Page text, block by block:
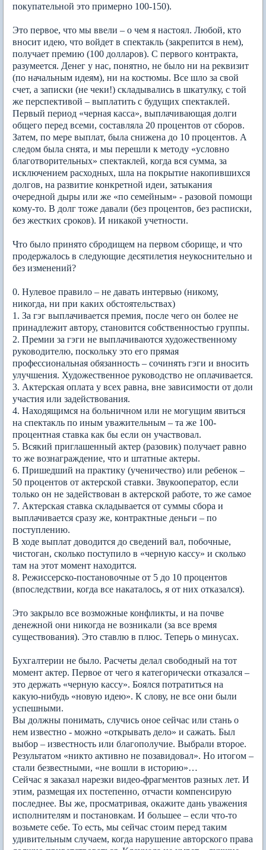
покупательной это примерно 100-150).
Это первое, что мы ввели – о чем я настоял. Любой, кто
вносит идею, что войдет в спектакль (закрепится в нем),
получает премию (100 долларов). С первого контракта,
разумеется. Денег у нас, понятно, не было ни на реквизит
(по начальным идеям), ни на костюмы. Все шло за свой
счет, а записки (не чеки!) складывались в шкатулку, с той
же перспективой – выплатить с будущих спектаклей.
Первый период «черная касса», выплачивающая долги
общего перед всеми, составляла 20 процентов от сборов.
Затем, по мере выплат, была снижена до 10 процентов. А
следом была снята, и мы перешли к методу «условно
благотворительных» спектаклей, когда вся сумма, за
исключением расходных, шла на покрытие накопившихся
долгов, на развитие конкретной идеи, затыкания
очередной дыры или же «по семейным» - разовой помощи
кому-то. В долг тоже давали (без процентов, без расписки,
без жестких сроков). И никакой учетности.
Что было принято сбродищем на первом сборище, и что
продержалось в следующие десятилетия неукоснительно и
без изменений?
0. Нулевое правило – не давать интервью (никому,
никогда, ни при каких обстоятельствах)
1. За гэг выплачивается премия, после чего он более не
принадлежит автору, становится собственностью группы.
2. Премии за гэги не выплачиваются художественному
руководителю, поскольку это его прямая
профессиональная обязанность – сочинять гэги и вносить
улучшения. Художественное руководство не оплачивается.
3. Актерская оплата у всех равна, вне зависимости от доли
участия или задействования.
4. Находящимся на больничном или не могущим явиться
на спектакль по иным уважительным – та же 100-
процентная ставка как бы если он участвовал.
5. Всякий приглашенный актер (разовик) получает равно
то же вознаграждение, что и штатные актеры.
6. Пришедший на практику (ученичество) или ребенок –
50 процентов от актерской ставки. Звукооператор, если
только он не задействован в актерской работе, то же самое
7. Актерская ставка складывается от суммы сбора и
выплачивается сразу же, контрактные деньги – по
поступлению.
В ходе выплат доводится до сведений вал, побочные,
чистоган, сколько поступило в «черную кассу» и сколько
там на этот момент находится.
8. Режиссерско-постановочные от 5 до 10 процентов
(впоследствии, когда все накаталось, я от них отказался).
Это закрыло все возможные конфликты, и на почве
денежной они никогда не возникали (за все время
существования). Это ставлю в плюс. Теперь о минусах.
Бухгалтерии не было. Расчеты делал свободный на тот
момент актер. Первое от чего я категорически отказался –
это держать «черную кассу». Боялся потратиться на
какую-нибудь «новую идею». К слову, не все они были
успешными.
Вы должны понимать, случись оное сейчас или стань о
нем известно - можно «открывать дело» и сажать. Был
выбор – известность или благополучие. Выбрали второе.
Результатом «никто активно не позавидовал». Но итогом –
стали безвестными, «не вошли в историю»…
Сейчас я заказал нарезки видео-фрагментов разных лет. И
этим, размещая их постепенно, отчасти компенсирую
последнее. Вы же, просматривая, окажите дань уважения
исполнителям и постановкам. И большее – если что-то
возьмете себе. То есть, мы сейчас стоим перед таким
удивительным случаем, когда нарушение авторского права